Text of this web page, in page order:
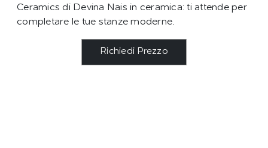
Ceramics di Devina Nais in ceramica: ti attende per
completare le tue stanze moderne.
Richiedi Prezzo